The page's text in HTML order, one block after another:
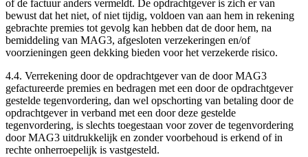
of de factuur anders vermeldt. De opdrachtgever is zich er van
bewust dat het niet, of niet tijdig, voldoen van aan hem in rekening
gebrachte premies tot gevolg kan hebben dat de door hem, na
bemiddeling van MAG3, afgesloten verzekeringen en/of
voorzieningen geen dekking bieden voor het verzekerde risico.
4.4. Verrekening door de opdrachtgever van de door MAG3
gefactureerde premies en bedragen met een door de opdrachtgever
gestelde tegenvordering, dan wel opschorting van betaling door de
opdrachtgever in verband met een door deze gestelde
tegenvordering, is slechts toegestaan voor zover de tegenvordering
door MAG3 uitdrukkelijk en zonder voorbehoud is erkend of in
rechte onherroepelijk is vastgesteld.